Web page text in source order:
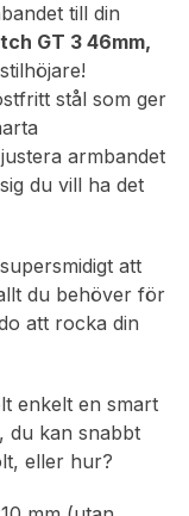
till din
GT 3 46mm,
stål som ger
armbandet
du vill ha det
att
du behöver för
att rocka din
enkelt en smart
du kan snabbt
eller hur?